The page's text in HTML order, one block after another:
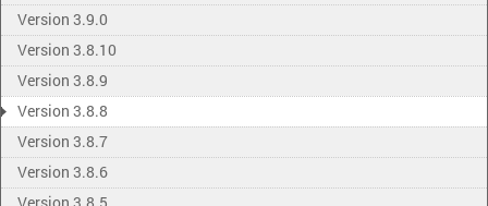
Version 3.9.0
Version 3.8.10
Version 3.8.9
Version 3.8.8
Version 3.8.7
Version 3.8.6